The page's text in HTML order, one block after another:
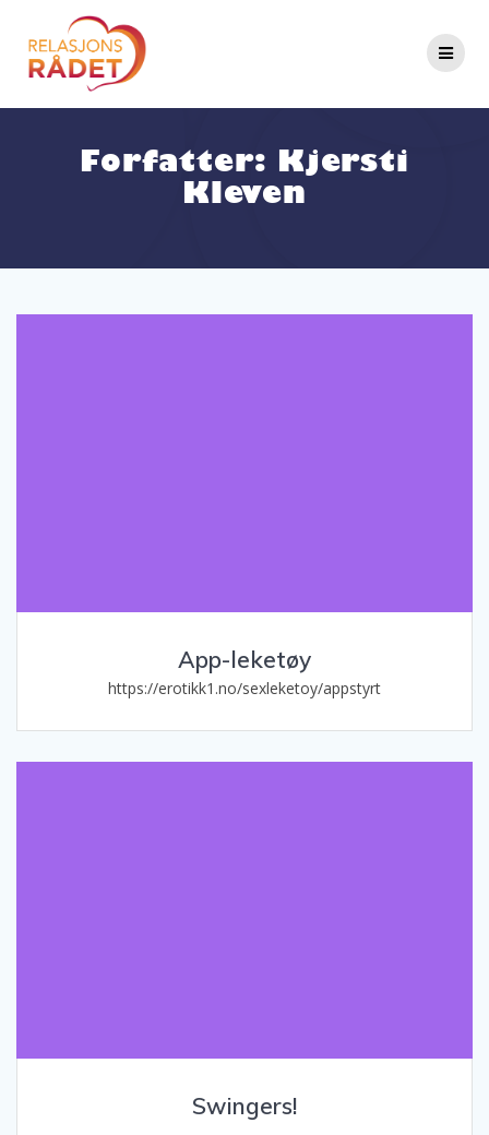
Forfatter: Kjersti
Kleven
App-leketøy
https://erotikk1.no/sexleketoy/appstyrt
Swingers!